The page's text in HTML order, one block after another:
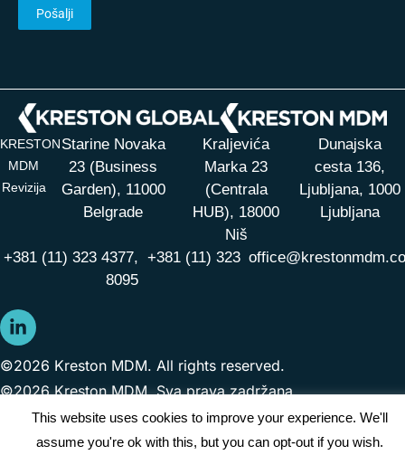
©2026 Kreston MDM. All rights reserved.
©2026 Kreston MDM. Sva prava zadržana.
KRESTON
MDM
Revizija
Starine Novaka
23 (Business
Garden), 11000
Belgrade
Kraljevića
Marka 23
(Centrala
HUB), 18000
Niš
Dunajska
cesta 136,
Ljubljana, 1000
Ljubljana
+381 (11) 323 4377,+381 (11) 323
8095
This website uses cookies to improve your experience. We'll
assume you're ok with this, but you can opt-out if you wish.